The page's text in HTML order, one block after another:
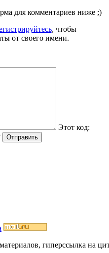
для комментариев ниже ;)
, чтобы
от своего имени.
Этот код:
гиперссылка на